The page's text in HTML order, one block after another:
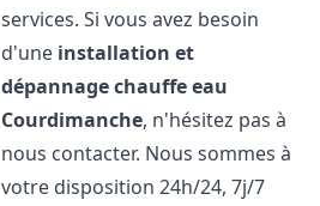
services. Si vous avez besoin
d'une installation et
dépannage chauffe eau
Courdimanche, n'hésitez pas à
nous contacter. Nous sommes à
votre disposition 24h/24, 7j/7